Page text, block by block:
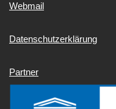
Webmail
Datenschutzerklärung
Partner